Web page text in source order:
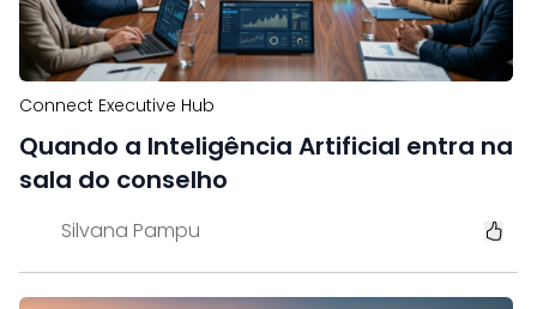
Connect Executive Hub
Quando a Inteligência Artificial entra na
sala do conselho
Silvana Pampu